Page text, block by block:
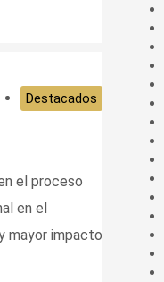
Destacados
el proceso
en el
mayor impacto